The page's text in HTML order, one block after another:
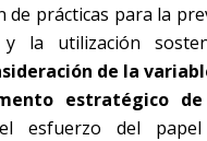
de prácticas para la
y la utilización
de la
estratégico
esfuerzo del